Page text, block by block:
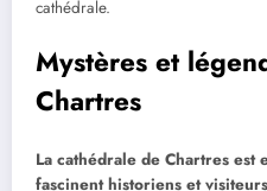
cathédrale.
Mystères et
Chartres
La cathédrale de Chartres est
fascinent historiens et visiteurs